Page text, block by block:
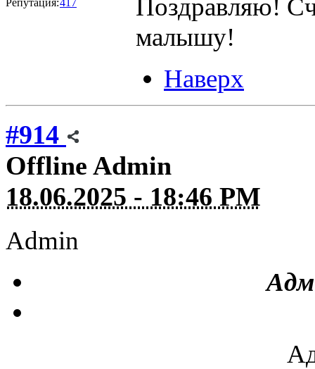
Поздравляю!
малышу!
Наверх
#914
Offline Admin
18.06.2025 - 18:46 PM
Admin